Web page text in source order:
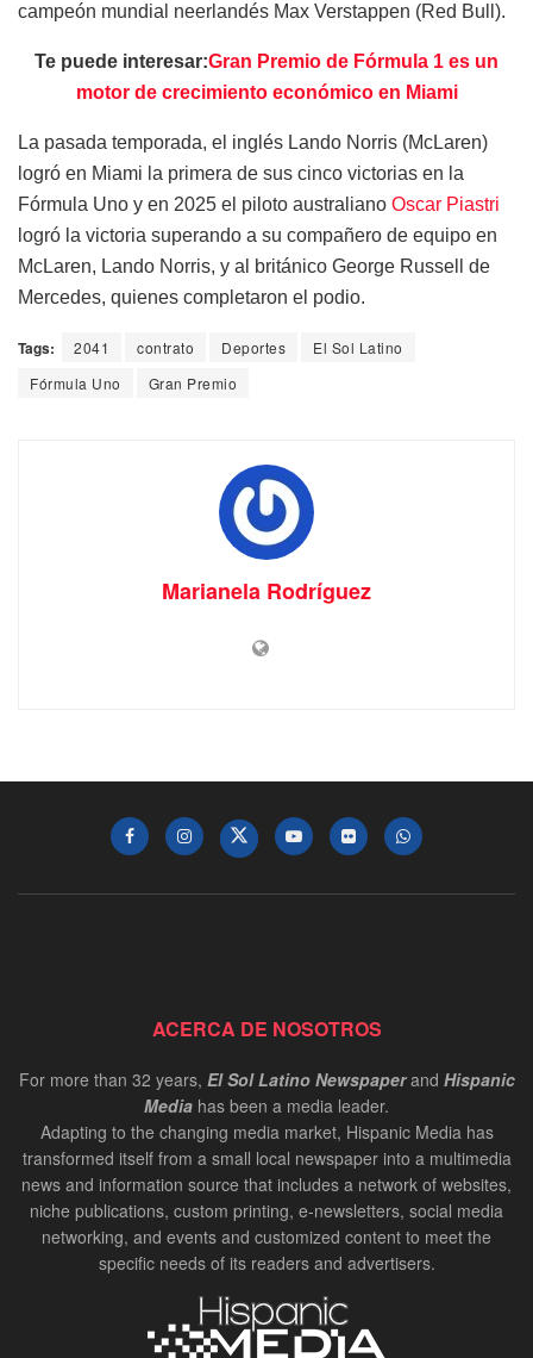
campeón mundial neerlandés Max Verstappen (Red Bull).
Te puede interesar:Gran Premio de Fórmula 1 es un
motor de crecimiento económico en Miami
La pasada temporada, el inglés Lando Norris (McLaren)
logró en Miami la primera de sus cinco victorias en la
Fórmula Uno y en 2025 el piloto australiano Oscar Piastri
logró la victoria superando a su compañero de equipo en
McLaren, Lando Norris, y al británico George Russell de
Mercedes, quienes completaron el podio.
Tags: 2041 contrato Deportes
El Sol Latino
Fórmula Uno
Gran Premio
Marianela Rodríguez
ACERCA DE NOSOTROS
For more than 32 years, El Sol Latino Newspaperand Hispanic
Media has been a media leader.
Adapting to the changing media market, Hispanic Media has
transformed itself from a small local newspaper into a multimedia
news and information source that includes a network of websites,
niche publications, custom printing, e-newsletters, social media
networking, and events and customized content to meet the
specific needs of its readers and advertisers.